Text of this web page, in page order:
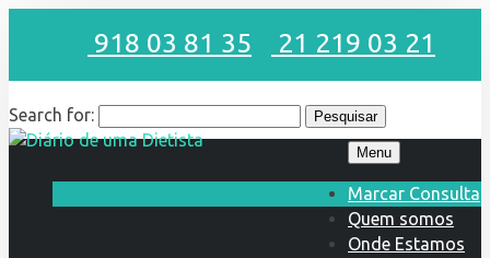
918 03 81 35 21 219 03 21
Search for:
Menu
Marcar Consulta
Quem somos
Onde Estamos